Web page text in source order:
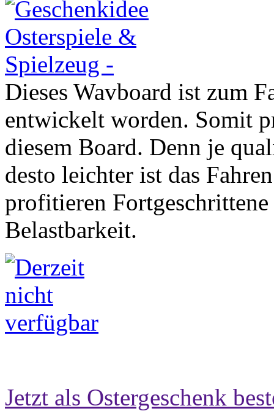
Dieses Wavboard ist zum
entwickelt worden. Somit
diesem Board. Denn je
desto leichter ist das
profitieren
Belastbarkeit.
Jetzt als Ostergeschenk